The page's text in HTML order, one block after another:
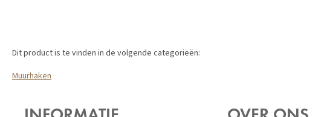
Dit product is te vinden in de volgende categorieën:
Muurhaken